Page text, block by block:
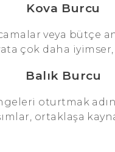
Kova Burcu
veya bütçe
çok daha iyimser,
Balık Burcu
oturtmak
ortaklaşa